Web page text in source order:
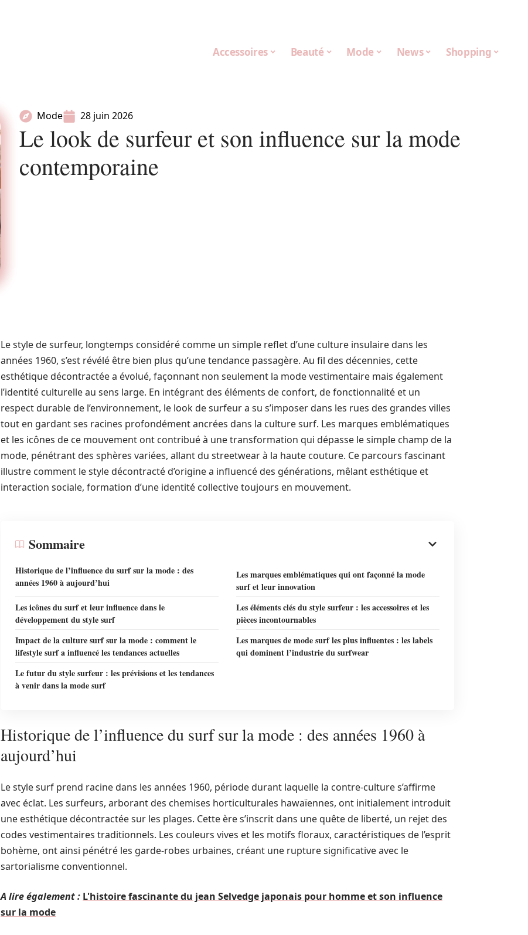
Accessoires Beauté Mode News Shopping
Mode 28 juin 2026
Le look de surfeur et son influence sur la mode
contemporaine
Le style de surfeur, longtemps considéré comme un simple reflet d’une culture insulaire dans les
années 1960, s’est révélé être bien plus qu’une tendance passagère. Au fil des décennies, cette
esthétique décontractée a évolué, façonnant non seulement la mode vestimentaire mais également
l’identité culturelle au sens large. En intégrant des éléments de confort, de fonctionnalité et un
respect durable de l’environnement, le look de surfeur a su s’imposer dans les rues des grandes villes
tout en gardant ses racines profondément ancrées dans la culture surf. Les marques emblématiques
et les icônes de ce mouvement ont contribué à une transformation qui dépasse le simple champ de la
mode, pénétrant des sphères variées, allant du streetwear à la haute couture. Ce parcours fascinant
illustre comment le style décontracté d’origine a influencé des générations, mêlant esthétique et
interaction sociale, formation d’une identité collective toujours en mouvement.
Sommaire
Historique de l’influence du surf sur la mode : des
années 1960 à aujourd’hui
Les marques emblématiques qui ont façonné la mode
surf et leur innovation
Les icônes du surf et leur influence dans le
développement du style surf
Les éléments clés du style surfeur : les accessoires et les
pièces incontournables
Impact de la culture surf sur la mode : comment le
lifestyle surf a influencé les tendances actuelles
Les marques de mode surf les plus influentes : les labels
qui dominent l’industrie du surfwear
Le futur du style surfeur : les prévisions et les tendances
à venir dans la mode surf
Historique de l’influence du surf sur la mode : des années 1960 à
aujourd’hui
Le style surf prend racine dans les années 1960, période durant laquelle la contre-culture s’affirme
avec éclat. Les surfeurs, arborant des chemises horticulturales hawaïennes, ont initialement introduit
une esthétique décontractée sur les plages. Cette ère s’inscrit dans une quête de liberté, un rejet des
codes vestimentaires traditionnels. Les couleurs vives et les motifs floraux, caractéristiques de l’esprit
bohème, ont ainsi pénétré les garde-robes urbaines, créant une rupture significative avec le
sartorialisme conventionnel.
A lire également : L'histoire fascinante du jean Selvedge japonais pour homme et son influence
sur la mode